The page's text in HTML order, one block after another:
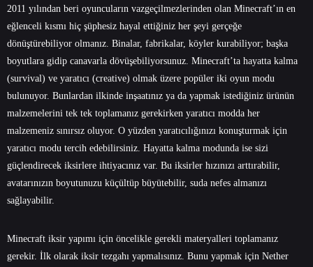
2011 yılından beri oyuncuların vazgeçilmezlerinden olan Minecraft’ın en
eğlenceli kısmı hiç şüphesiz hayal ettiğiniz her şeyi gerçeğe
dönüştürebiliyor olmanız. Binalar, fabrikalar, köyler kurabiliyor; başka
boyutlara gidip canavarla dövüşebiliyorsunuz. Minecraft’ta hayatta kalma
(survival) ve yaratıcı (creative) olmak üzere popüler iki oyun modu
bulunuyor. Bunlardan ilkinde inşaatınız ya da yapmak istediğiniz ürünün
malzemelerini tek tek toplamanız gerekirken yaratıcı modda her
malzemeniz sınırsız oluyor. O yüzden yaratıcılığınızı konuşturmak için
yaratıcı modu tercih edebilirsiniz. Hayatta kalma modunda ise sizi
güçlendirecek iksirlere ihtiyacınız var. Bu iksirler hızınızı arttırabilir,
avatarınızın boyutunuzu küçültüp büyütebilir, suda nefes almanızı
sağlayabilir.
Minecraft iksir yapımı için öncelikle gerekli materyalleri toplamanız
gerekir. İlk olarak iksir tezgahı yapmalısınız. Bunu yapmak için Nether